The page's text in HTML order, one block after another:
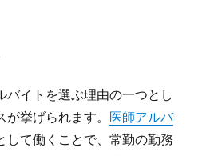
イトを選ぶ理由の一つとし
挙げられます。 医師アルバ
して働くことで、常勤の勤務